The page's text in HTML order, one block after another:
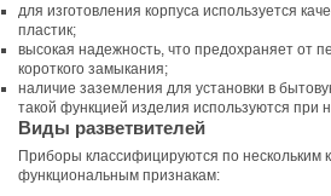
для изготовления корпуса используется
пластик;
высокая надежность, что предохраняет от
короткого замыкания;
наличие заземления для установки в
такой функцией изделия используются при
Виды разветвителей
Приборы классифицируются по нескольким
функциональным признакам: